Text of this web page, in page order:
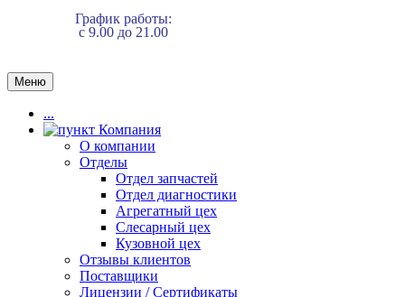
График работы:
с 9.00 до 21.00
Меню
...
Компания
О компании
Отделы
Отдел запчастей
Отдел диагностики
Агрегатный цех
Слесарный цех
Кузовной цех
Отзывы клиентов
Поставщики
Лицензии / Сертификаты